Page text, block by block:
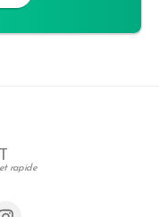
rapide